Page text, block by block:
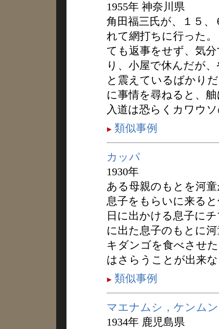
1955年 神奈川県
角田福三氏が、１５
れて網打ちに行った
ても返事をせず、気
り、小屋で休んだが
と震えているばかり
に事情を尋ねると、
入道は恐らくカワウ
類似事例
カッパ
1930年
ある母親のもとを河
息子をもらいに来る
日に出かける息子に
に出た息子のもとに
キダンゴを食べさせ
はさらうことが出来
類似事例
マエナムシ，ケンム
1934年 鹿児島県